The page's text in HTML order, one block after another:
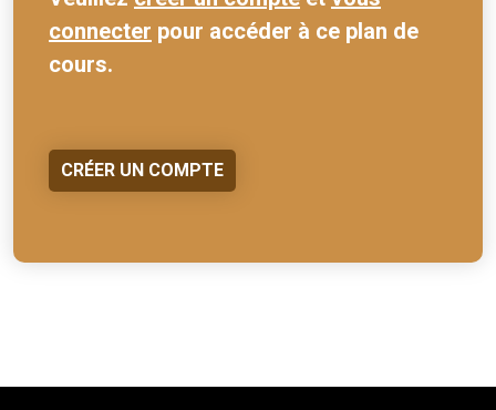
connecter pour accéder à ce plan de
cours.
CRÉER UN COMPTE